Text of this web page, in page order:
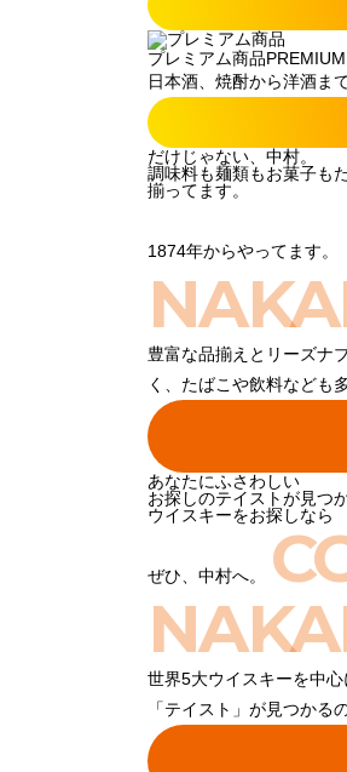
プレミアム商品PREMIUM
日本酒、焼酎から洋酒ま
だけじゃない、中村。
調味料も麺類もお菓子も
揃ってます。
1874年からやってます。
豊富な品揃えとリーズナ
く、たばこや飲料なども
あなたにふさわしい
お探しのテイストが見つか
ウイスキーをお探しなら
ぜひ、中村へ。
世界5大ウイスキーを中
「テイスト」が見つかる